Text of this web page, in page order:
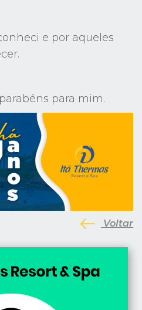
e por aqueles
para mim.
Voltar